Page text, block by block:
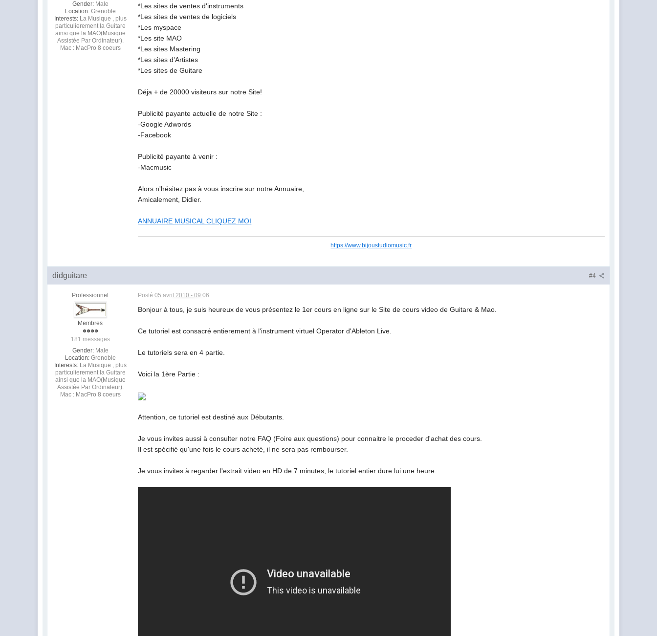
Gender: Male
Location: Grenoble
Interests: La Musique , plus
particulierement la Guitare
ainsi que la MAO(Musique
Assistée Par Ordinateur).
Mac : MacPro 8 coeurs
*Les sites de ventes d'instruments
*Les sites de ventes de logiciels
*Les myspace
*Les site MAO
*Les sites Mastering
*Les sites d'Artistes
*Les sites de Guitare
Déja + de 20000 visiteurs sur notre Site!
Publicité payante actuelle de notre Site :
-Google Adwords
-Facebook
Publicité payante à venir :
-Macmusic
Alors n'hésitez pas à vous inscrire sur notre Annuaire,
Amicalement, Didier.
ANNUAIRE MUSICAL CLIQUEZ MOI
https://www.bijoustudiomusic.fr
#4
didguitare
Professionnel
Membres
181 messages
Gender: Male
Location: Grenoble
Interests: La Musique , plus
particulierement la Guitare
ainsi que la MAO(Musique
Assistée Par Ordinateur).
Mac : MacPro 8 coeurs
Posté05 avril 2010 - 09:06
Bonjour à tous, je suis heureux de vous présentez le 1er cours en ligne sur le Site de cours video de Guitare & Mao.
Ce tutoriel est consacré entierement à l'instrument virtuel Operator d'Ableton Live.
Le tutoriels sera en 4 partie.
Voici la 1ère Partie :
Attention, ce tutoriel est destiné aux Débutants.
Je vous invites aussi à consulter notre FAQ (Foire aux questions) pour connaitre le proceder d'achat des cours.
Il est spécifié qu'une fois le cours acheté, il ne sera pas rembourser.
Je vous invites à regarder l'extrait video en HD de 7 minutes, le tutoriel entier dure lui une heure.